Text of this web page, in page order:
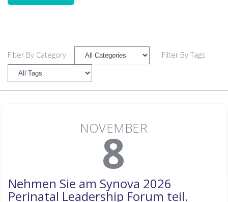
Filter By Category Filter By Tags
NOVEMBER
8
Nehmen Sie am Synova 2026
Perinatal Leadership Forum teil.